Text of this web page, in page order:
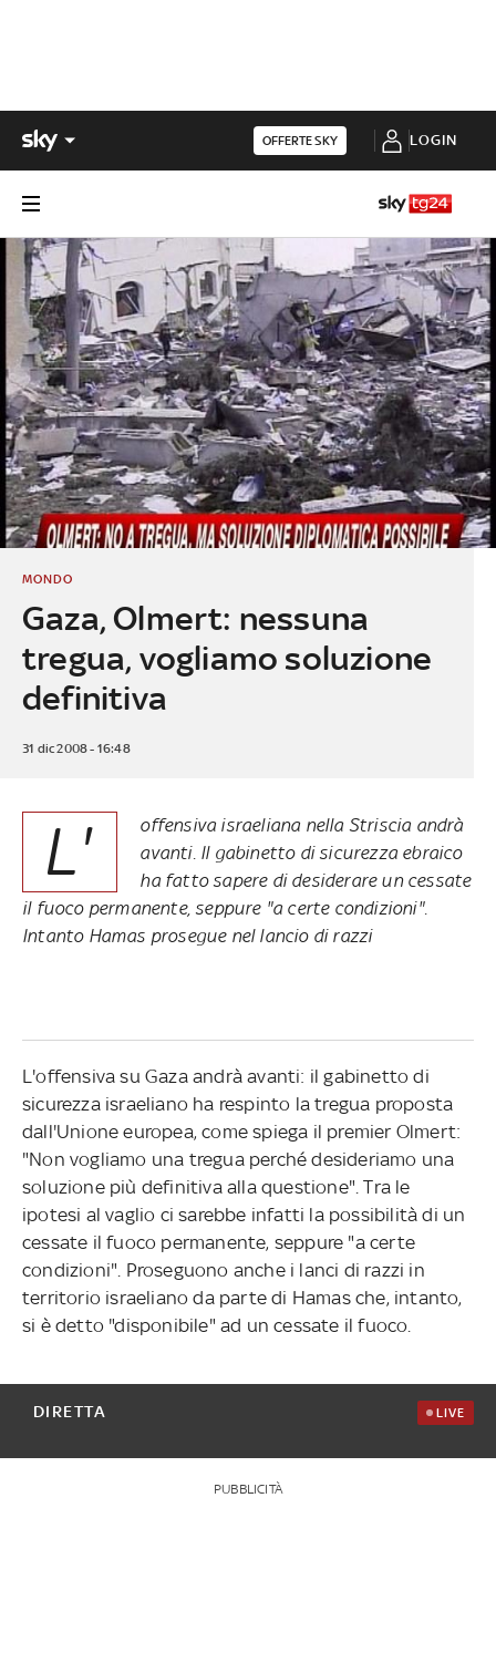
OFFERTE SKY LOGIN
Gaza, Olmert: nessuna
tregua, vogliamo soluzione
definitiva
MONDO
31 dic 2008 - 16:48
L'
offensiva israeliana nella Striscia andrà
avanti. Il gabinetto di sicurezza ebraico
ha fatto sapere di desiderare un cessate
il fuoco permanente, seppure "a certe condizioni".
Intanto Hamas prosegue nel lancio di razzi
L'offensiva su Gaza andrà avanti: il gabinetto di
sicurezza israeliano ha respinto la tregua proposta
dall'Unione europea, come spiega il premier Olmert:
"Non vogliamo una tregua perché desideriamo una
soluzione più definitiva alla questione". Tra le
ipotesi al vaglio ci sarebbe infatti la possibilità di un
cessate il fuoco permanente, seppure "a certe
condizioni". Proseguono anche i lanci di razzi in
territorio israeliano da parte di Hamas che, intanto,
si è detto "disponibile" ad un cessate il fuoco.
DIRETTA LIVE
PUBBLICITÀ